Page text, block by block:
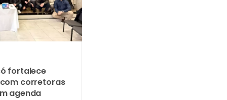
fortalece
corretoras
agenda